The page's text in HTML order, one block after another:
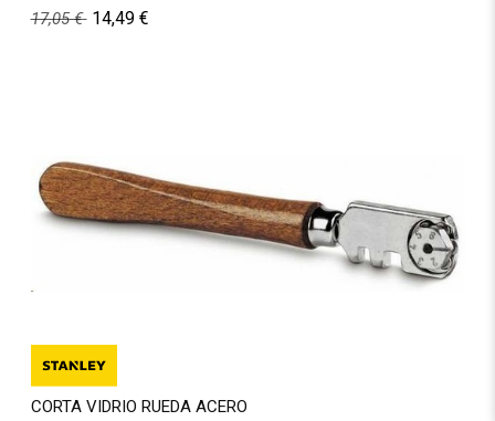
17,05€ 14,49€
CORTA VIDRIO RUEDA ACERO